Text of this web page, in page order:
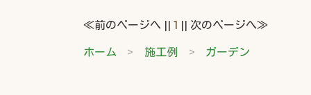
≪前のページへ || 1 || 次のページへ≫
ホーム 施工例 ガーデン